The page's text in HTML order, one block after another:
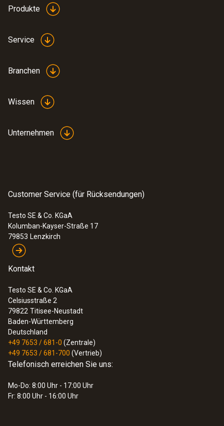
:0555 6602
testo 6602 - Prozess-Klimafühler für
Produkte
Service
Branchen
Wissen
Unternehmen
Customer Service (für Rücksendungen)
Testo SE & Co. KGaA
Kolumban-Kayser-Straße 17
79853 Lenzkirch
Kontakt
Testo SE & Co. KGaA
Celsiusstraße 2
79822 Titisee-Neustadt
Baden-Württemberg
Deutschland
+49 7653 / 681-0 (Zentrale)
+49 7653 / 681-700 (Vertrieb)
Telefonisch erreichen Sie uns:
Mo-Do: 8:00 Uhr - 17:00 Uhr
Fr: 8:00 Uhr - 16:00 Uhr